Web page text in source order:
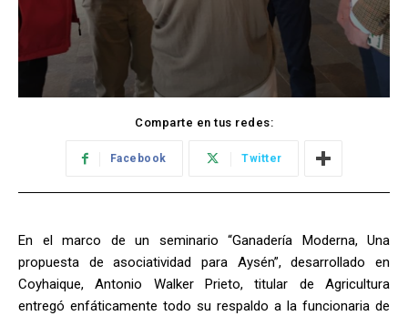
Comparte en tus redes:
Facebook Twitter
En el marco de un seminario “Ganadería Moderna, Una
propuesta de asociatividad para Aysén”, desarrollado en
Coyhaique, Antonio Walker Prieto, titular de Agricultura
entregó enfáticamente todo su respaldo a la funcionaria de